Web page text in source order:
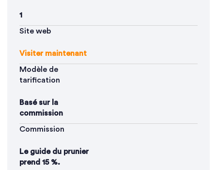
1
Site web
Visiter maintenant
Modèle de
tarification
Basé sur la
commission
Commission
Le guide du prunier
prend 15 %.